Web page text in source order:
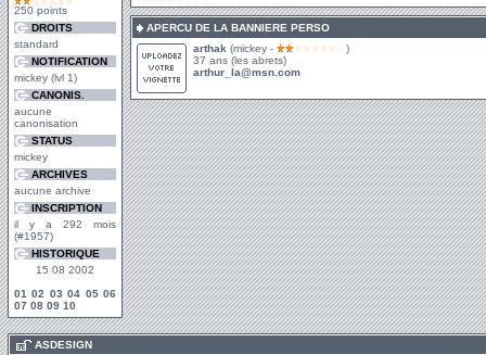
250 points
DROITS
standard
NOTIFICATION
mickey (lvl 1)
CANONIS.
aucune
canonisation
STATUS
mickey
ARCHIVES
aucune archive
INSCRIPTION
il y a 292 mois
(#1957)
HISTORIQUE
15 08 2002
01 02 03 04 05 06
07 08 09 10
APERCU DE LA BANNIERE PERSO
arthak (mickey -
)
37 ans (les abrets)
arthur_la@msn.com
ASDESIGN